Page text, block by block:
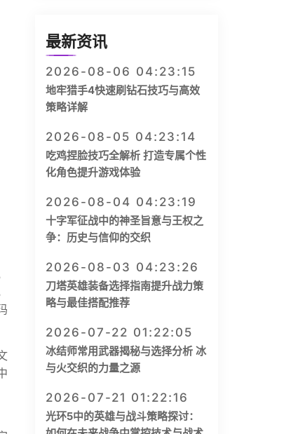
最新资讯
2026-08-06 04:23:15
地牢猎手4快速刷钻石技巧与高效
策略详解
2026-08-05 04:23:14
吃鸡捏脸技巧全解析 打造专属个性
化角色提升游戏体验
2026-08-04 04:23:19
十字军征战中的神圣旨意与王权之
争：历史与信仰的交织
2026-08-03 04:23:26
刀塔英雄装备选择指南提升战力策
略与最佳搭配推荐
2026-07-22 01:22:05
冰结师常用武器揭秘与选择分析 冰
与火交织的力量之源
2026-07-21 01:22:16
光环5中的英雄与战斗策略探讨：